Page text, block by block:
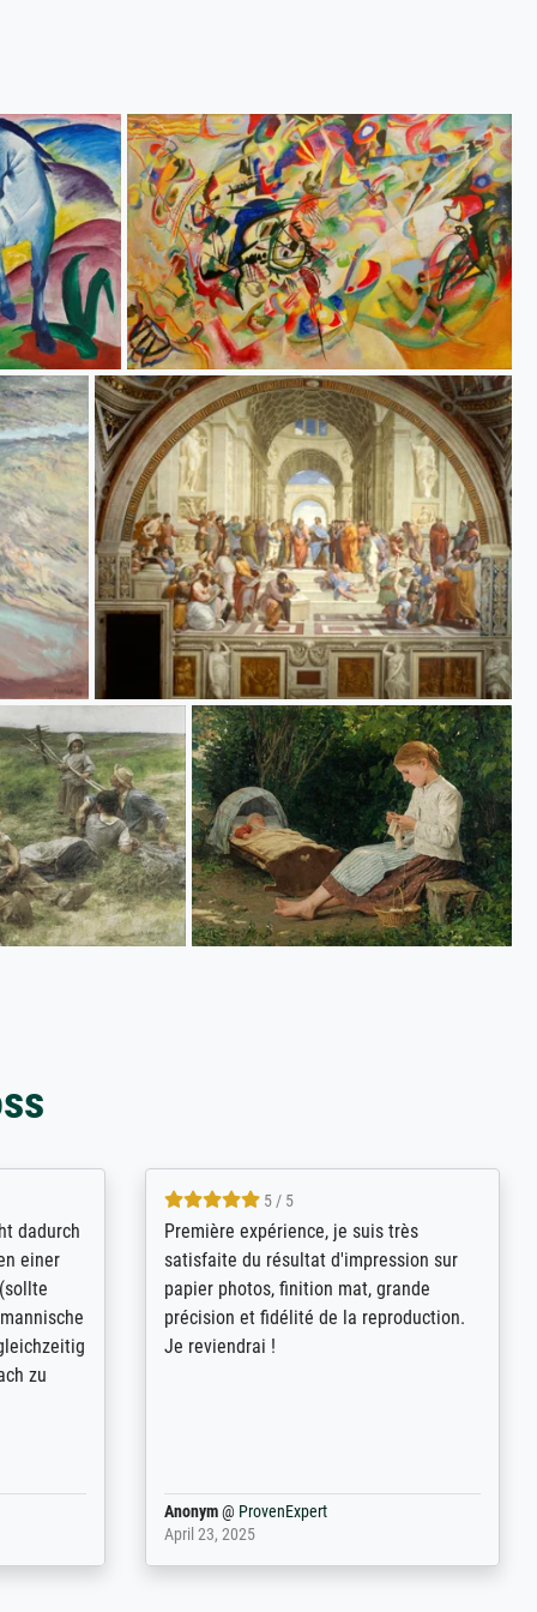
sich
(ein
-
4.8 / 5
Qualité absolument irréprochable.
Extraordinaire diversité des thèmes
abordés et personnalisation des
demandes (recadrage, réajustement des
couleurs). Relation clientèle parfaite.
Anonym@ ProvenExpert
March 31, 2025